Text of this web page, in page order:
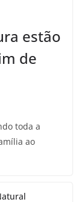
estão
de
toda a
ao